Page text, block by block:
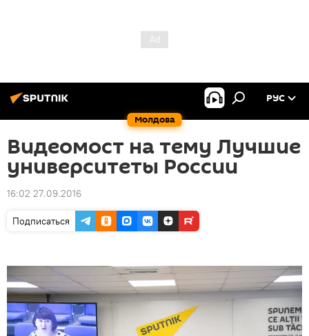
Молдова
РУС
Видеомост на тему Лучшие
университеты России
16:02 27.09.2016
Подписаться